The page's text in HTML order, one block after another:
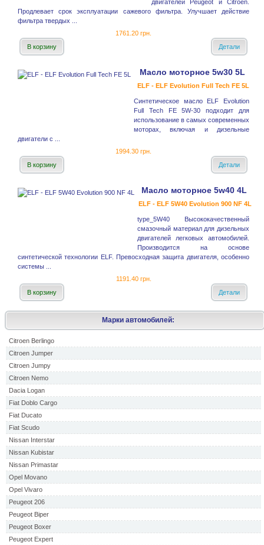
Марки автомобилей:
Citroen Berlingo
Citroen Jumper
Citroen Jumpy
Citroen Nemo
Dacia Logan
Fiat Doblo Cargo
Fiat Ducato
Fiat Scudo
Nissan Interstar
Nissan Kubistar
Nissan Primastar
Opel Movano
Opel Vivaro
Peugeot 206
Peugeot Biper
Peugeot Boxer
Peugeot Expert
двигателей Peugeot и Citroёn.
Продлевает срок эксплуатации сажевого фильтра. Улучшает действие
фильтра твердых ...
1761.20 грн.
В корзину
Детали
Масло моторное 5w30 5L
ELF - ELF Evolution Full Tech FE 5L
Синтетическое масло ELF Evolution
Full Tech FE 5W-30 подходит для
использование в самых современных
моторах, включая и дизельные
двигатели с ...
1994.30 грн.
В корзину
Детали
Масло моторное 5w40 4L
ELF - ELF 5W40 Evolution 900 NF 4L
type_5W40 Высококачественный
смазочный материал для дизельных
двигателей легковых автомобилей.
Производится на основе
синтетической технологии ELF. Превосходная защита двигателя, особенно
системы ...
1191.40 грн.
В корзину
Детали